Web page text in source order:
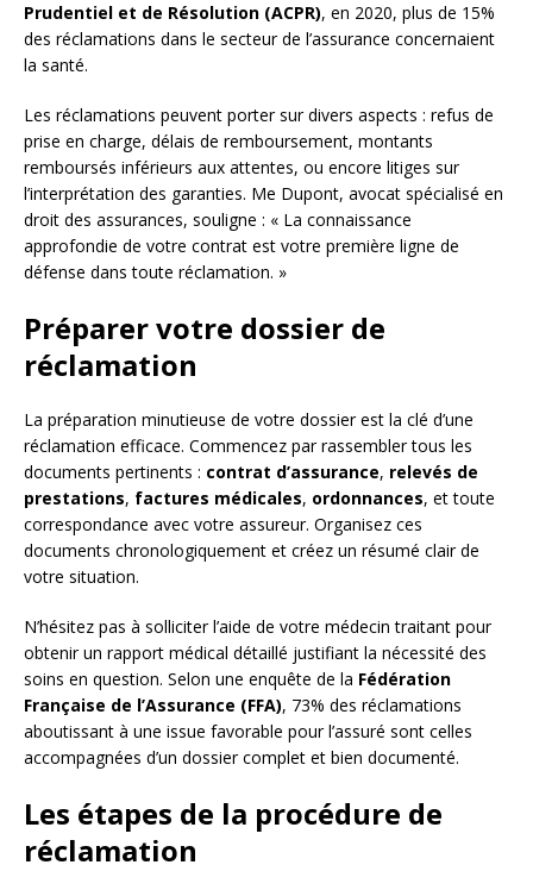
Prudentiel et de Résolution (ACPR), en 2020, plus de 15%
des réclamations dans le secteur de l’assurance concernaient
la santé.
Les réclamations peuvent porter sur divers aspects : refus de
prise en charge, délais de remboursement, montants
remboursés inférieurs aux attentes, ou encore litiges sur
l’interprétation des garanties. Me Dupont, avocat spécialisé en
droit des assurances, souligne : « La connaissance
approfondie de votre contrat est votre première ligne de
défense dans toute réclamation. »
Préparer votre dossier de
réclamation
La préparation minutieuse de votre dossier est la clé d’une
réclamation efficace. Commencez par rassembler tous les
documents pertinents : contrat d’assurance, relevés de
prestations, factures médicales, ordonnances, et toute
correspondance avec votre assureur. Organisez ces
documents chronologiquement et créez un résumé clair de
votre situation.
N’hésitez pas à solliciter l’aide de votre médecin traitant pour
obtenir un rapport médical détaillé justifiant la nécessité des
soins en question. Selon une enquête de la Fédération
Française de l’Assurance (FFA), 73% des réclamations
aboutissant à une issue favorable pour l’assuré sont celles
accompagnées d’un dossier complet et bien documenté.
Les étapes de la procédure de
réclamation